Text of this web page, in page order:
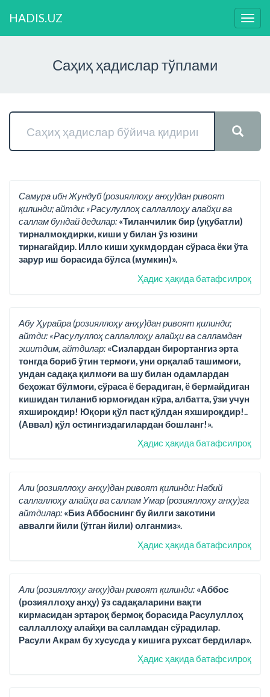
HADIS.UZ
Саҳиҳ ҳадислар тўплами
Самура ибн Жундуб (розияллоҳу анҳу)дан ривоят
қилинди; айтди: «Расулуллоҳ саллаллоҳу алайҳи ва
саллам бундай дедилар: «Тиланчилик бир (уқубатли)
тирналмоқдирки, киши у билан ўз юзини
тирнагайдир. Илло киши ҳукмдордан сўраса ёки ўта
зарур иш борасида бўлса (мумкин)».
Ҳадис ҳақида батафсилроқ
Абу Ҳурайра (розияллоҳу анҳу)дан ривоят қилинди;
айтди: «Расулуллоҳ саллаллоҳу алайҳи ва салламдан
эшитдим, айтдилар: «Сизлардан бирортангиз эрта
тонгда бориб ўтин термоғи, уни орқалаб ташимоғи,
ундан садақа қилмоғи ва шу билан одамлардан
беҳожат бўлмоғи, сўраса ё берадиган, ё бермайдиган
кишидан тиланиб юрмоғидан кўра, албатта, ўзи учун
яхшироқдир! Юқори қўл паст қўлдан яхшироқдир!..
(Аввал) қўл остингиздагилардан бошланг!».
Ҳадис ҳақида батафсилроқ
Али (розияллоҳу анҳу)дан ривоят қилинди: Набий
саллаллоҳу алайҳи ва саллам Умар (розияллоҳу анҳу)га
айтдилар: «Биз Аббоснинг бу йилги закотини
аввалги йили (ўтган йили) олганмиз».
Ҳадис ҳақида батафсилроқ
Али (розияллоҳу анҳу)дан ривоят қилинди: «Аббос
(розияллоҳу анҳу) ўз садақаларини вақти
кирмасидан эртароқ бермоқ борасида Расулуллоҳ
саллаллоҳу алайҳи ва салламдан сўрадилар.
Расули Акрам бу хусусда у кишига рухсат бердилар».
Ҳадис ҳақида батафсилроқ